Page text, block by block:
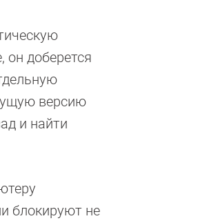
он доберется
версию
и найти
блокируют не